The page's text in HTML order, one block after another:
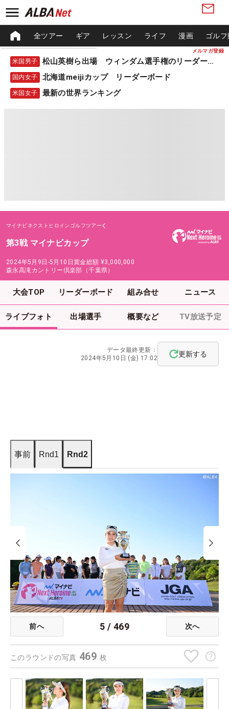
メルマガ登録
全ツアー ギア レッスン ライフ 漫画 ゴル
米国男子 松山英樹ら出場 ウィンダム選手権のリーダーボード
国内女子 北海道meijiカップ リーダーボード
米国女子 最新の世界ランキング
マイナビネクストヒロインゴルフツアー
第3戦 マイナビカップ
2024年5月9日-5月10日賞金総額 ¥3,000,000
森永高滝カントリー倶楽部（千葉県）
大会TOP リーダーボード 組み合せ ニュース
ライブフォト 出場選手 概要など TV放送予定
データ最終更新：
2024年5月10日 (金) 17:02
更新する
事前 Rnd1 Rnd2
前へ 5 / 469 次へ
このラウンドの写真 469 枚